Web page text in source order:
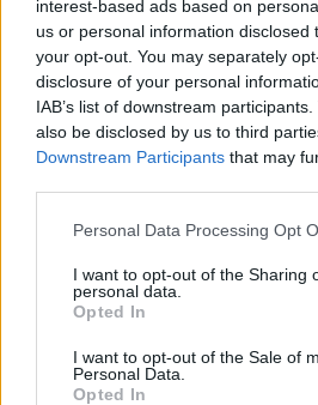
interest-based ads based on
us or personal information disclosed
your opt-out. You may separately
disclosure of your personal
IAB’s list of downstream
also be disclosed by us to third
Downstream Participants that may
Personal Data Processing Opt
I want to opt-out of the Sharing
personal data.
Opted In
I want to opt-out of the Sale of
Personal Data.
Opted In
Άγγλους και
και γιλέκο
8 Αυγούστου 2026
ΚΡΗΤΗ
Κρήτη: O καιρός
Αυγούστου
8 Αυγούστου 2026